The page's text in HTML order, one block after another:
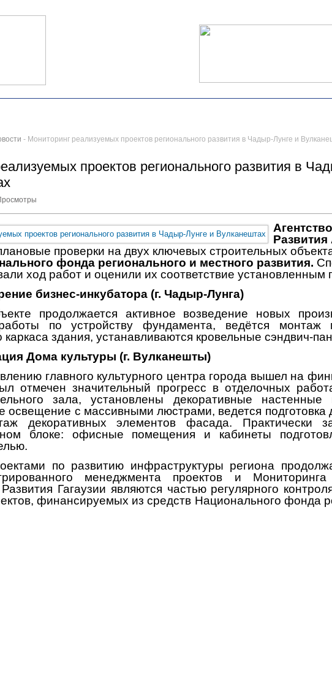
- Мониторинг реализуемых проектов регионального развития в Чадыр-Лунге и
проектов регионального развития в
Развития
проверки на двух ключевых строительных
фонда регионального и местного развития.
ход работ и оценили их соответствие установленным
бизнес-инкубатора (г. Чадыр-Лунга)
продолжается активное возведение новых
по устройству фундамента, ведётся монтаж
каркаса здания, устанавливаются кровельные сэндвич-
Дома культуры (г. Вулканешты)
главного культурного центра города вышел на
отмечен значительный прогресс в отделочных
зала, установлены декоративные
освещение с массивными люстрами, ведется подготовка
декоративных элементов фасада. Практически
блоке: офисные помещения и кабинеты
по развитию инфраструктуры региона
менеджмента проектов и
Гагаузии являются частью регулярного
финансируемых из средств Национального фонда